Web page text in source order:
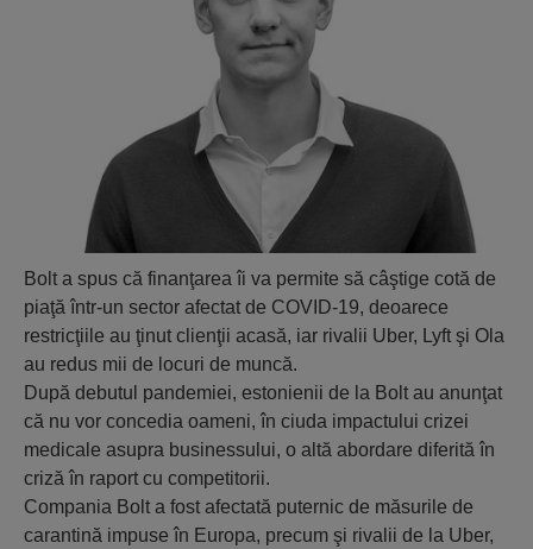
Bolt a spus că finanţarea îi va permite să câştige cotă de
piaţă într-un sector afectat de COVID-19, deoarece
restricţiile au ţinut clienţii acasă, iar rivalii Uber, Lyft şi Ola
au redus mii de locuri de muncă.
După debutul pandemiei, estonienii de la Bolt au anunţat
că nu vor concedia oameni, în ciuda impactului crizei
medicale asupra businessului, o altă abordare diferită în
criză în raport cu competitorii.
Compania Bolt a fost afectată puternic de măsurile de
carantină impuse în Europa, precum şi rivalii de la Uber,